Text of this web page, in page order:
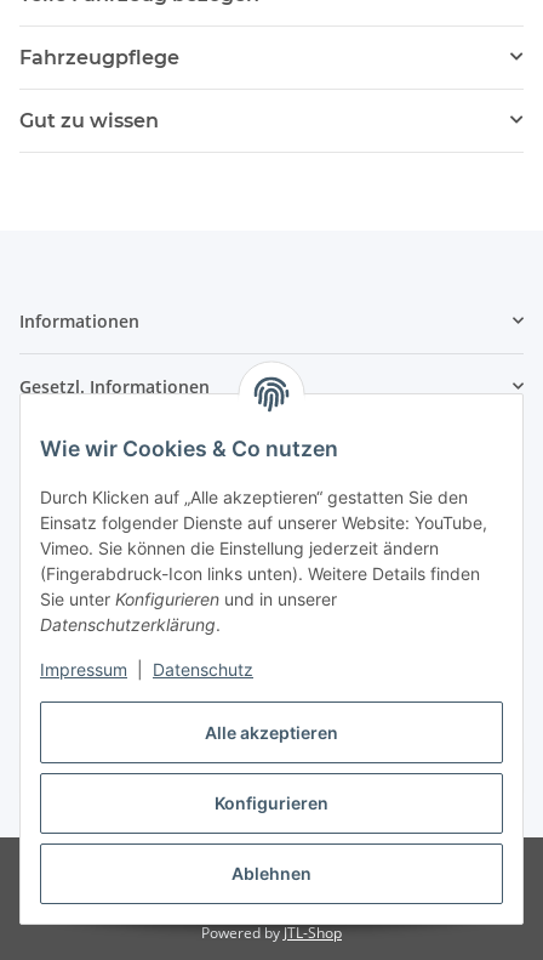
Alle akzeptieren
Konfigurieren
Ablehnen
Wie wir Cookies & Co nutzen
Durch Klicken auf „Alle akzeptieren“ gestatten Sie den
Einsatz folgender Dienste auf unserer Website: YouTube,
Vimeo. Sie können die Einstellung jederzeit ändern
(Fingerabdruck-Icon links unten). Weitere Details finden
Sie unter Konfigurieren und in unserer
Datenschutzerklärung.
Impressum Datenschutz
Fahrzeugpflege
Gut zu wissen
Informationen
Gesetzl. Informationen
Kontaktinformationen
SRTM GmbH
Franz-Kleespies-Str. 27
63762 Großostheim
Deutschland
Telefon: 06026 991961
Fax: 06026 991962
E-Mail: info@srtm.de
Vertrag widerrufen
* Alle Preise inkl. gesetzlicher USt., zzgl.Versand
* gilt für Lieferungen innerhalb Deutschlands,
den Versandinformationen
Powered byJTL-Shop